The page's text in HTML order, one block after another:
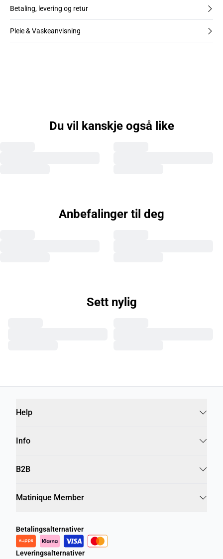
Betaling, levering og retur
Pleie & Vaskeanvisning
Du vil kanskje også like
Anbefalinger til deg
Sett nylig
Help
Info
B2B
Matinique Member
Betalingsalternativer
Leveringsalternativer